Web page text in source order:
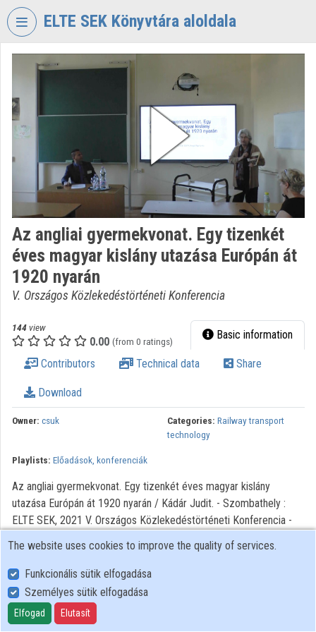
Skip header
ELTE SEK Könyvtára aloldala
VIDEO TORIUM
ELTE
EKL
SAVARIA
ÉS
LEVÉLTÁR
Organization home
Log In
Organization discovery
Categories
Organization playlists
Organizations
Contributors
Az angliai gyermekvonat. Egy tizenkét
éves magyar kislány utazása Európán át
1920 nyarán
V. Országos Közlekedéstörténeti Konferencia
144 view
0.00 (from 0 ratings) Basic information
Contributors Technical data Share
Download
Owner: csuk Categories: Railway transport
technology
Playlists: Előadások, konferenciák
Az angliai gyermekvonat. Egy tizenkét éves magyar kislány
utazása Európán át 1920 nyarán / Kádár Judit. - Szombathely :
ELTE SEK, 2021 V. Országos Közlekedéstörténeti Konferencia -
Utazni jó! Fókuszban a személyszállítás Szervezők: Eötvös
Loránd Tudományegyetem Savaria Egyetemi Központ ; Eötvös
Loránd Tudományegyetem Berzsenyi Dániel Pedagógusképző
Központ Történelem Tanszék ; Közlekedéstudományi Egyesület
Általános Tagozat Közlekedéstörténeti Szakosztálya
The website uses cookies to improve the quality of services.
Funkcionális sütik elfogadása
Személyes sütik elfogadása
Elfogad Elutasít